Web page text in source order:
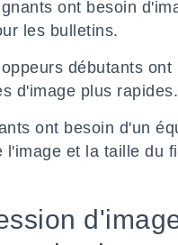
ont besoin
les bulletins.
débutants ont
d'image plus rapides.
ont besoin d'un
l'image et la taille du